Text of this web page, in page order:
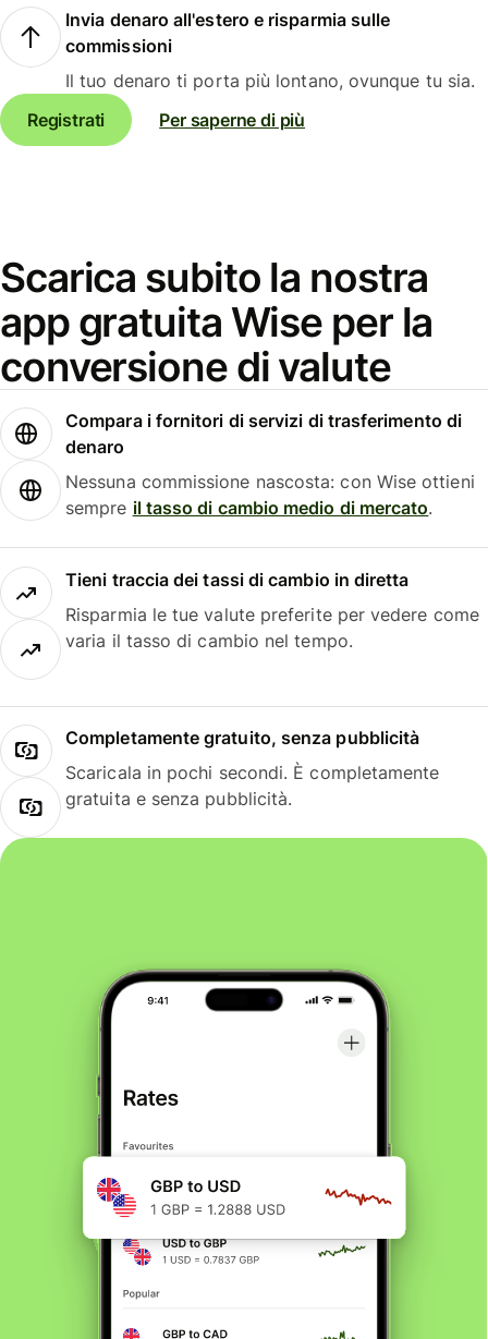
Invia denaro all'estero e risparmia sulle
commissioni
Il tuo denaro ti porta più lontano, ovunque tu sia.
Registrati
Per saperne di più
Scarica subito la nostra
app gratuita Wise per la
conversione di valute
Compara i fornitori di servizi di trasferimento di
denaro
Nessuna commissione nascosta: con Wise ottieni
sempre il tasso di cambio medio di mercato.
Tieni traccia dei tassi di cambio in diretta
Risparmia le tue valute preferite per vedere come
varia il tasso di cambio nel tempo.
Completamente gratuito, senza pubblicità
Scaricala in pochi secondi. È completamente
gratuita e senza pubblicità.